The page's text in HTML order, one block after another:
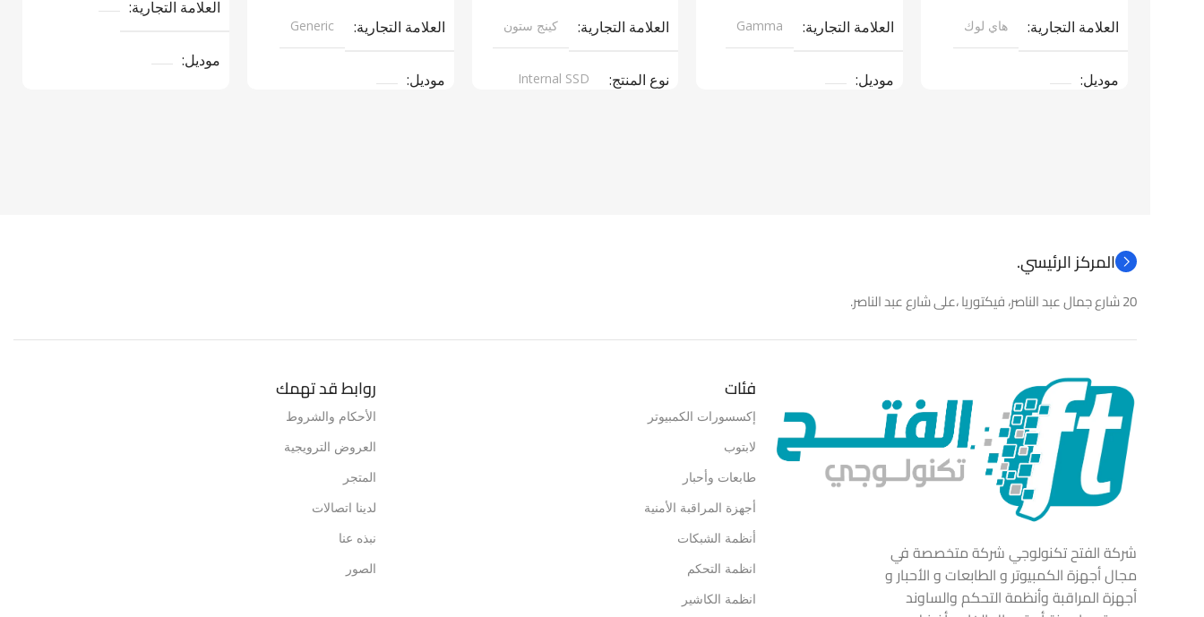
العلامة التجارية هاي لوك
موديل
العلامة التجارية Gamma
موديل
العلامة التجارية كينج ستون
نوع المنتج Internal SSD
العلامة التجارية Generic
موديل
العلامة التجارية
موديل
المركز الرئيسي.
20 شارع جمال عبد الناصر، فيكتوريا ،على شارع عبد الناصر.
شركة الفتح تكنولوجي شركة متخصصة في
مجال أجهزة الكمبيوتر و الطابعات و الأحبار و
أجهزة المراقبة وأنظمة التحكم والساوند
فئات
إكسسورات الكمبيوتر
لابتوب
طابعات وأحبار
أجهزة المراقبة الأمنية
أنظمة الشبكات
انظمة التحكم
انظمة الكاشير
روابط قد تهمك
الأحكام والشروط
العروض الترويجية
المتجر
لدينا اتصالات
نبذه عنا
الصور